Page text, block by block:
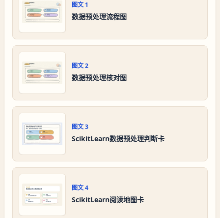
图文 1
数据预处理流程图
图文2
数据预处理核对图
图文3
ScikitLearn数据预处理判断卡
图文4
ScikitLearn阅读地图卡